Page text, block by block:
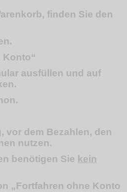
finden Sie den
Konto“
ausfüllen und auf
vor dem Bezahlen, den
nutzen.
benötigen Sie kein
„Fortfahren ohne Konto